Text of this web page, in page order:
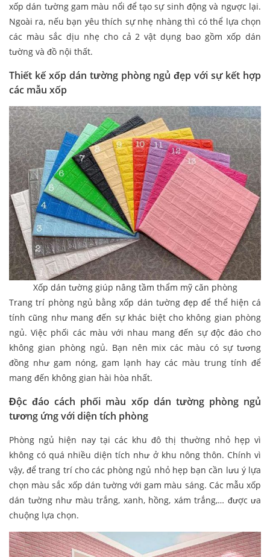
xốp dán tường gam màu nổi để tạo sự sinh động và ngược lại.
Ngoài ra, nếu bạn yêu thích sự nhẹ nhàng thì có thể lựa chọn
các màu sắc dịu nhẹ cho cả 2 vật dụng bao gồm xốp dán
tường và đồ nội thất.
Thiết kế xốp dán tường phòng ngủ đẹp với sự kết hợp
các mẫu xốp
Xốp dán tường giúp nâng tầm thẩm mỹ căn phòng
Trang trí phòng ngủ bằng xốp dán tường đẹp để thể hiện cá
tính cũng như mang đến sự khác biệt cho không gian phòng
ngủ. Việc phối các màu với nhau mang đến sự độc đáo cho
không gian phòng ngủ. Bạn nên mix các màu có sự tương
đồng như gam nóng, gam lạnh hay các màu trung tính để
mang đến không gian hài hòa nhất.
Độc đáo cách phối màu xốp dán tường phòng ngủ
tương ứng với diện tích phòng
Phòng ngủ hiện nay tại các khu đô thị thường nhỏ hẹp vì
không có quá nhiều diện tích như ở khu nông thôn. Chính vì
vậy, để trang trí cho các phòng ngủ nhỏ hẹp bạn cần lưu ý lựa
chọn màu sắc xốp dán tường với gam màu sáng. Các mẫu xốp
dán tường như màu trắng, xanh, hồng, xám trắng,… được ưa
chuộng lựa chọn.